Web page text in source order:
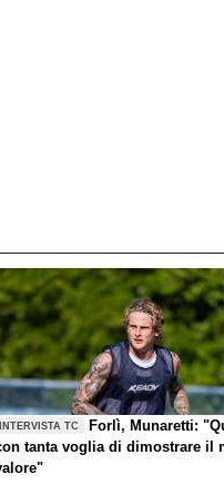
INTERVISTA TC
Forlì, Munaretti:
tanta voglia di dimostrare il